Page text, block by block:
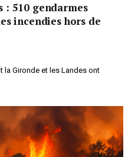
: 510 gendarmes
incendies hors de
la Gironde et les Landes ont